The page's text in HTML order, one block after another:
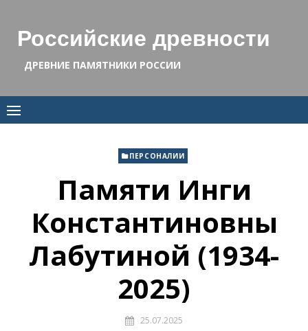
contentРоссийские древности
ДРЕВНИЕ ПАМЯТНИКИ РОССИИ
ПЕРСОНАЛИИ
Памяти Инги
Константиновны
Лабутиной (1934-
2025)
25.07.2025